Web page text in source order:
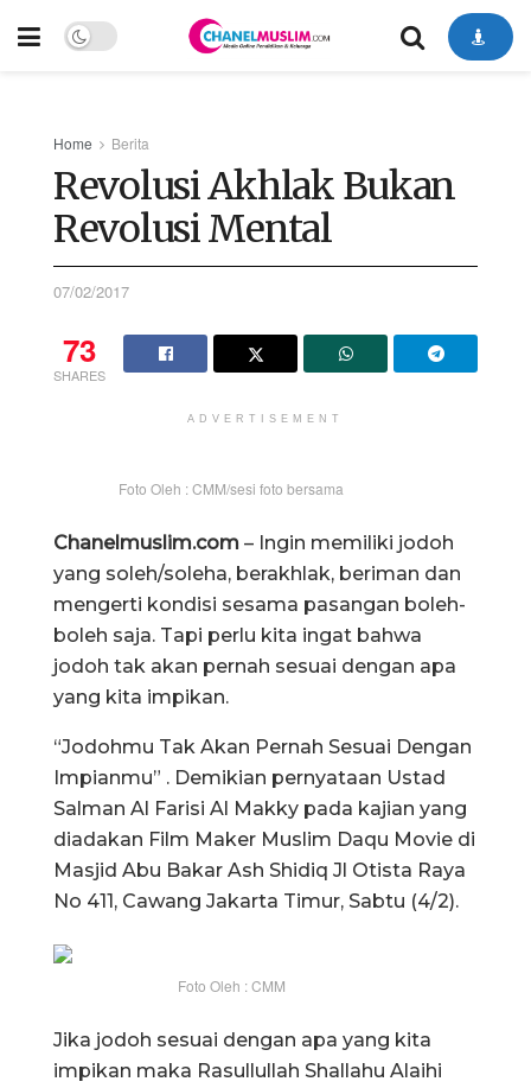
Home Berita
Revolusi Akhlak Bukan
Revolusi Mental
07/02/2017
73
SHARES
ADVERTISEMENT
Foto Oleh : CMM/sesi foto bersama
Chanelmuslim.com – Ingin memiliki jodoh
yang soleh/soleha, berakhlak, beriman dan
mengerti kondisi sesama pasangan boleh-
boleh saja. Tapi perlu kita ingat bahwa
jodoh tak akan pernah sesuai dengan apa
yang kita impikan.
“Jodohmu Tak Akan Pernah Sesuai Dengan
Impianmu” . Demikian pernyataan Ustad
Salman Al Farisi Al Makky pada kajian yang
diadakan Film Maker Muslim Daqu Movie di
Masjid Abu Bakar Ash Shidiq Jl Otista Raya
No 411, Cawang Jakarta Timur, Sabtu (4/2).
Foto Oleh : CMM
Jika jodoh sesuai dengan apa yang kita
impikan maka Rasullullah Shallahu Alaihi